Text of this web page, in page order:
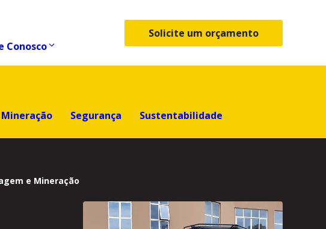
Conosco
Solicite um orçamento
Mineração Segurança Sustentabilidade
e Mineração